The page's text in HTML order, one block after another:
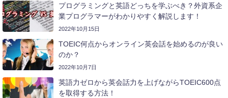
プログラミングと英語どっちを学ぶべき？外資系企
業プログラマーがわかりやすく解説します！
2022年10月15日
TOEIC何点からオンライン英会話を始めるのが良い
のか？
2022年10月7日
英語力ゼロから英会話力を上げながらTOEIC600点
を取得する方法！